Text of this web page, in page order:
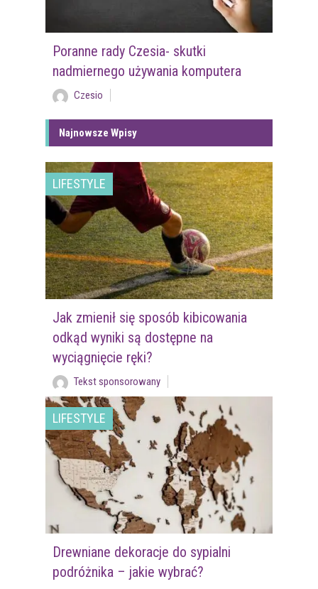
Poranne rady Czesia- skutki
nadmiernego używania komputera
Czesio
Najnowsze Wpisy
LIFESTYLE
Jak zmienił się sposób kibicowania
odkąd wyniki są dostępne na
wyciągnięcie ręki?
Tekst sponsorowany
LIFESTYLE
Drewniane dekoracje do sypialni
podróżnika – jakie wybrać?